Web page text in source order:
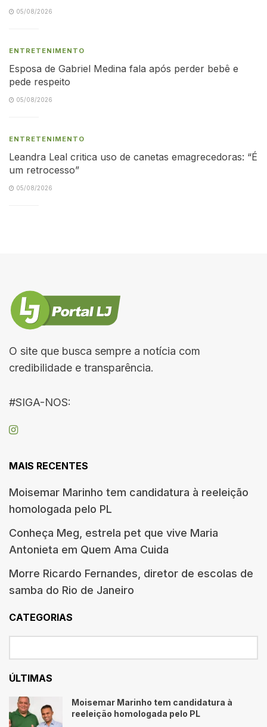
05/08/2026
ENTRETENIMENTO
Esposa de Gabriel Medina fala após perder bebê e
pede respeito
05/08/2026
ENTRETENIMENTO
Leandra Leal critica uso de canetas emagrecedoras: “É
um retrocesso”
05/08/2026
O site que busca sempre a notícia com
credibilidade e transparência.
#SIGA-NOS:
MAIS RECENTES
Moisemar Marinho tem candidatura à reeleição
homologada pelo PL
Conheça Meg, estrela pet que vive Maria
Antonieta em Quem Ama Cuida
Morre Ricardo Fernandes, diretor de escolas de
samba do Rio de Janeiro
CATEGORIAS
ÚLTIMAS
Moisemar Marinho tem candidatura à
reeleição homologada pelo PL